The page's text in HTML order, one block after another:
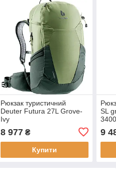
Рюкзак туристичний
Deuter Futura 27L Grove-
Ivy
8 977₴
Купити
SL
9